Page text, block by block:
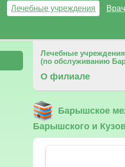
Лечебные учреждения
Лечебные учреждения
(по обслуживанию
О филиале
Барышское
Барышского и